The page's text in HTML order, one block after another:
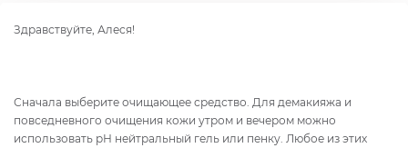
Здравствуйте, Алеся!
Сначала выберите очищающее средство. Для демакияжа и
повседневного очищения кожи утром и вечером можно
использовать рН нейтральный гель или пенку. Любое из этих